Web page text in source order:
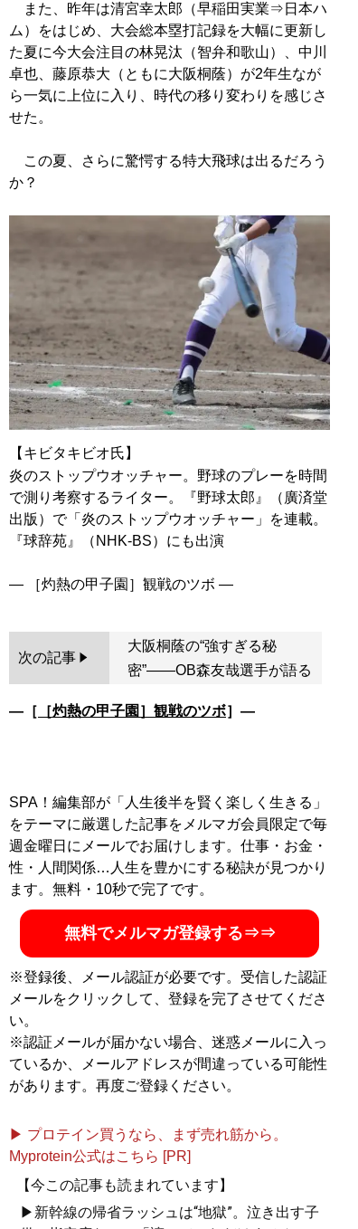
また、昨年は清宮幸太郎（早稲田実業⇒日本ハ
ム）をはじめ、大会総本塁打記録を大幅に更新し
た夏に今大会注目の林晃汰（智弁和歌山）、中川
卓也、藤原恭大（ともに大阪桐蔭）が2年生なが
ら一気に上位に入り、時代の移り変わりを感じさ
せた。
この夏、さらに驚愕する特大飛球は出るだろう
か？
【キビタキビオ氏】
炎のストップウオッチャー。野球のプレーを時間
で測り考察するライター。『野球太郎』（廣済堂
出版）で「炎のストップウオッチャー」を連載。
『球辞苑』（NHK-BS）にも出演
次の記事
大阪桐蔭の“強すぎる秘
密”――OB森友哉選手が語る
―［ ［灼熱の甲子園］観戦のツボ］―
SPA！編集部が「人生後半を賢く楽しく生きる」
をテーマに厳選した記事をメルマガ会員限定で毎
週金曜日にメールでお届けします。仕事・お金・
性・人間関係…人生を豊かにする秘訣が見つかり
ます。無料・10秒で完了です。
無料でメルマガ登録する⇒⇒
※登録後、メール認証が必要です。受信した認証
メールをクリックして、登録を完了させてくださ
い。
※認証メールが届かない場合、迷惑メールに入っ
ているか、メールアドレスが間違っている可能性
があります。再度ご登録ください。
▶ プロテイン買うなら、まず売れ筋から。
Myprotein公式はこちら [PR]
【今この記事も読まれています】
▶新幹線の帰省ラッシュは“地獄”。泣き出す子